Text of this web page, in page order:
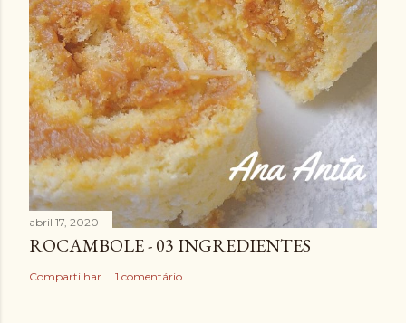
abril 17, 2020
ROCAMBOLE - 03 INGREDIENTES
Compartilhar 1 comentário